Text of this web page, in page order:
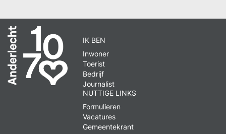
IK BEN
Inwoner
Toerist
Bedrijf
Journalist
NUTTIGE LINKS
Formulieren
Vacatures
Gemeentekrant